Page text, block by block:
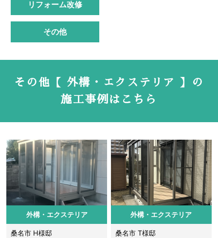
リフォーム改修
その他
その他【 外構・エクステリア 】の
施工事例はこちら
外構・エクステリア
桑名市 H様邸
外構・エクステリア
桑名市 T様邸